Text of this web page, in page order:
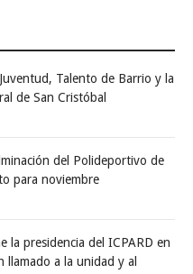
Talento de Barrio y la
de San Cristóbal
del Polideportivo de
para noviembre
la presidencia del ICPARD en
llamado a la unidad y al